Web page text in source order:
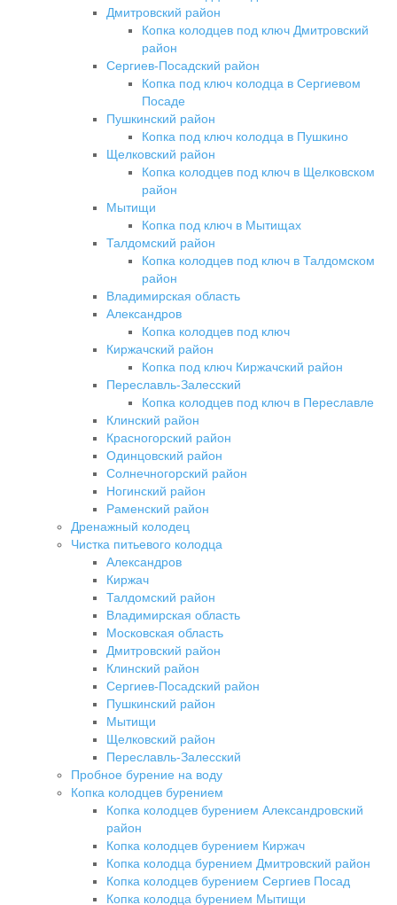
Дмитровский район
Копка колодцев под ключ Дмитровский
район
Сергиев-Посадский район
Копка под ключ колодца в Сергиевом
Посаде
Пушкинский район
Копка под ключ колодца в Пушкино
Щелковский район
Копка колодцев под ключ в Щелковском
район
Мытищи
Копка под ключ в Мытищах
Талдомский район
Копка колодцев под ключ в Талдомском
район
Владимирская область
Александров
Копка колодцев под ключ
Киржачский район
Копка под ключ Киржачский район
Переславль-Залесский
Копка колодцев под ключ в Переславле
Клинский район
Красногорский район
Одинцовский район
Солнечногорский район
Ногинский район
Раменский район
Дренажный колодец
Чистка питьевого колодца
Александров
Киржач
Талдомский район
Владимирская область
Московская область
Дмитровский район
Клинский район
Сергиев-Посадский район
Пушкинский район
Мытищи
Щелковский район
Переславль-Залесский
Пробное бурение на воду
Копка колодцев бурением
Копка колодцев бурением Александровский
район
Копка колодцев бурением Киржач
Копка колодца бурением Дмитровский район
Копка колодцев бурением Сергиев Посад
Копка колодца бурением Мытищи